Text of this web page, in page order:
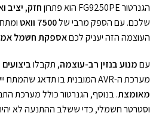
הגנרטור FG9250PE הוא פתרון חזק, יציב
שלכם. עם הספק מרבי של7500 וואט
העוצמה הזה יעניק לכםאספקת חשמל
עםמנוע בנזין רב-עוצמה, תקבלו
מערכת ה-AVR המובנית בו תדאג שהמתח יישאר יציב גם
מאומצת. בנוסף, הגנרטור כולל מערכת
וסטרטר חשמלי, כדי ששלב ההתנעה לא